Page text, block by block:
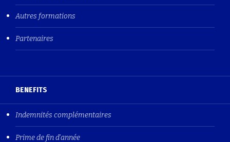
Autres formations
Partenaires
BENEFITS
Indemnités complémentaires
Prime de fin d'année